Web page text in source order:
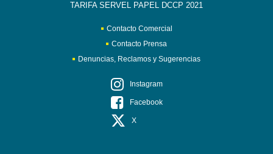
TARIFA SERVEL PAPEL DCCP 2021
Contacto Comercial
Contacto Prensa
Denuncias, Reclamos y Sugerencias
Instagram
Facebook
X